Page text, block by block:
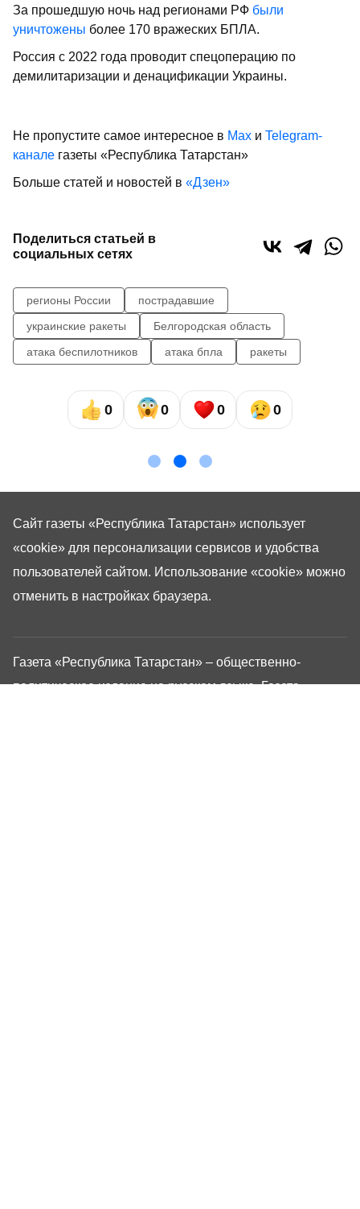
За прошедшую ночь над регионами РФ были
уничтожены более 170 вражеских БПЛА.
Россия с 2022 года проводит спецоперацию по
демилитаризации и денацификации Украины.
Не пропустите самое интересное в Max и Telegram-
канале газеты «Республика Татарстан»
Больше статей и новостей в «Дзен»
Поделиться статьей в
социальных сетях
регионы России
пострадавшие
украинские ракеты
Белгородская область
атака беспилотников
атака бпла ракеты
0 0 0 0
Газета «Республика Татарстан» – общественно-
политическое издание на русском языке. Газета
Сайт газеты «Республика Татарстан» использует
«cookie» для персонализации сервисов и удобства
пользователей сайтом. Использование «cookie» можно
отменить в настройках браузера.